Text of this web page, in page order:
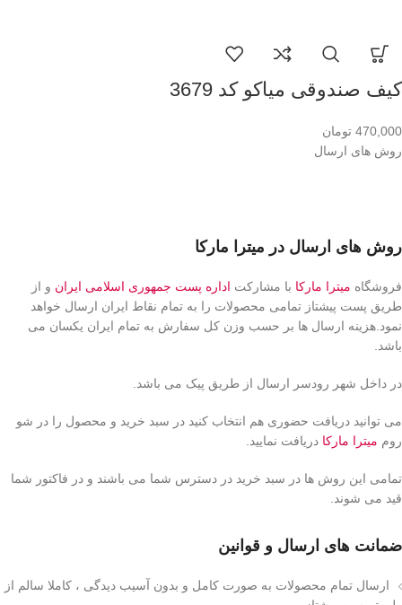
کیف صندوقی میاکو کد 3679
470,000 تومان
روش های ارسال
روش های ارسال در میترا مارکا
فروشگاه میترا مارکا با مشارکت اداره پست جمهوری اسلامی ایران و از
طریق پست پیشتاز تمامی محصولات را به تمام نقاط ایران ارسال خواهد
نمود.هزینه ارسال ها بر حسب وزن کل سفارش به تمام ایران یکسان می
باشد.
در داخل شهر رودسر ارسال از طریق پیک می باشد.
می توانید دریافت حضوری هم انتخاب کنید در سبد خرید و محصول را در شو
روم میترا مارکا دریافت نمایید.
تمامی این روش ها در سبد خرید در دسترس شما می باشند و در فاکتور شما
قید می شوند.
ضمانت های ارسال و قوانین
ارسال تمام محصولات به صورت کامل و بدون آسیب دیدگی ، کاملا سالم از